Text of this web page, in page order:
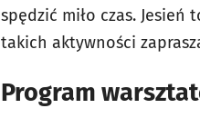
spędzić miło czas.
takich aktywności
Program